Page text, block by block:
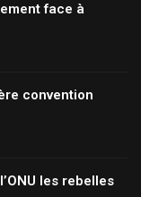
face à
convention
les rebelles